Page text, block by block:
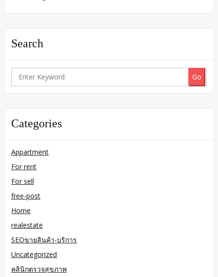
Search
Search
Categories
Appartment
For rent
For sell
free-post
Home
realestate
SEOขายสินค้า-บริการ
Uncategorized
คลินิกตรวจสุขภาพ